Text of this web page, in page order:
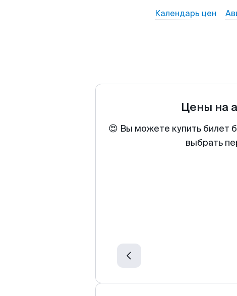
Календарь цен
Цены на
😍 Вы можете купить билет
выбрать